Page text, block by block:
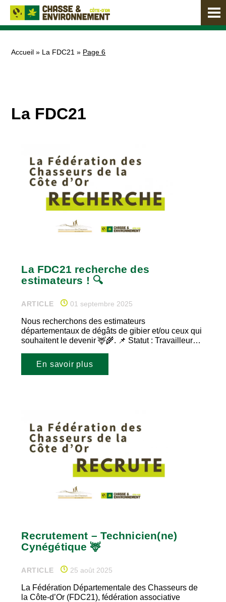
Accueil » La FDC21 » Page 6
La FDC21
La FDC21 recherche des
estimateurs ! 🔍
ARTICLE 01 septembre 2025
Nous recherchons des estimateurs
départementaux de dégâts de gibier et/ou ceux qui
souhaitent le devenir 🦌🌾. 📌 Statut : Travailleur…
En savoir plus
Recrutement – Technicien(ne)
Cynégétique 🦌
ARTICLE 25 août 2025
La Fédération Départementale des Chasseurs de
la Côte-d’Or (FDC21), fédération associative